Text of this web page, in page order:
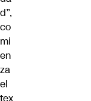
d”,
co
mi
en
za
el
tex